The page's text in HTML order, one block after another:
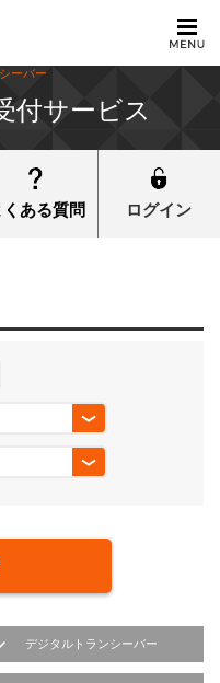
ーバー
付サービス
くある質問 ログイン
デジタルトランシーバー